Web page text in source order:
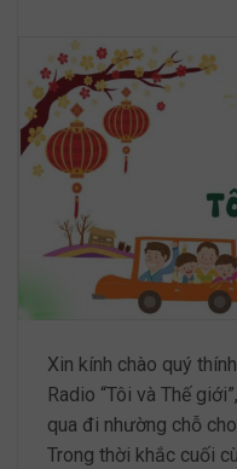
Xin kính chào quý
Radio “Tôi và Thế
qua đi nhường chỗ
Trong thời khắc cuối